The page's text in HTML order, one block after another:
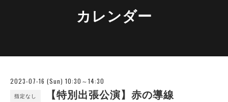
カレンダー
2023-07-16 (Sun) 10:30～14:30
指定なし 【特別出張公演】赤の導線